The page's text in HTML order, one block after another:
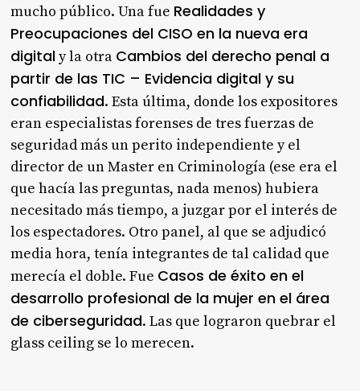
mucho público. Una fue Realidades y
Preocupaciones del CISO en la nueva era
digitaly la otra Cambios del derecho penal a
partir de las TIC – Evidencia digital y su
confiabilidad. Esta última, donde los expositores
eran especialistas forenses de tres fuerzas de
seguridad más un perito independiente y el
director de un Master en Criminología (ese era el
que hacía las preguntas, nada menos) hubiera
necesitado más tiempo, a juzgar por el interés de
los espectadores. Otro panel, al que se adjudicó
media hora, tenía integrantes de tal calidad que
merecía el doble. Fue Casos de éxito en el
desarrollo profesional de la mujer en el área
de ciberseguridad. Las que lograron quebrar el
glass ceiling se lo merecen.